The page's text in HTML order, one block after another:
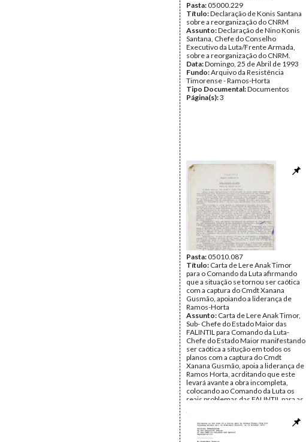
Pasta:05000.229
Título:Declaração de Konis Santana
sobre a reorganização do CNRM
Assunto:Declaração de Nino Konis
Santana, Chefe do Conselho
Executivo da Luta/Frente Armada,
sobre a reorganização do CNRM.
Data:Domingo, 25 de Abril de 1993
Fundo:Arquivo da Resistência
Timorense - Ramos-Horta
Tipo Documental:Documentos
Página(s):3
Pasta:05010.087
Título: Carta de Lere Anak Timor
para o Comando da Luta afirmando
que a situação se tornou ser caótica
com a captura do Cmdt Xanana
Gusmão, apoiando a liderança de
Ramos-Horta
Assunto: Carta de Lere Anak Timor,
Sub- Chefe do Estado Maior das
FALINTIL para Comando da Luta-
Chefe do Estado Maior manifestando
ser caótica a situção em todos os
planos com a captura do Cmdt
Xanana Gusmão, apoia a liderança de
Ramos Horta, acrditando que este
levará avante a obra incompleta,
colocando ao Comando da Luta os
reais problemas das FALINTIL para as
Luta: a Armada, a Clandestina e a
Dplomática